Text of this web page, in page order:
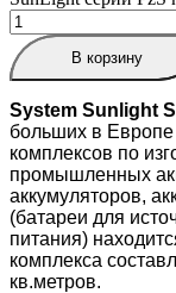
В корзину
System Sunlight
больших в
комплексов по
промышленных
аккумуляторов,
(батареи для
питания)
комплекса
кв.метров.